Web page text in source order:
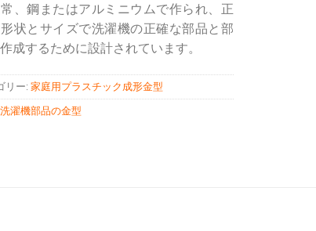
、鋼またはアルミニウムで作られ、正
状とサイズで洗濯機の正確な部品と部
成するために設計されています。
リー: 家庭用プラスチック成形金型
洗濯機部品の金型